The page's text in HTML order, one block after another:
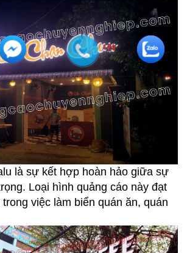
là sự kết hợp hoàn hảo giữa sự
Loại hình quảng cáo này đạt
việc làm biển quán ăn, quán